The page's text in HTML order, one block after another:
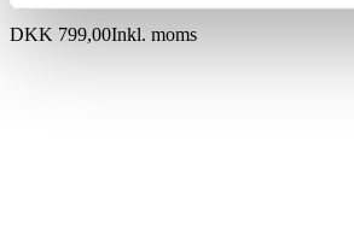
DKK 799,00Inkl. moms